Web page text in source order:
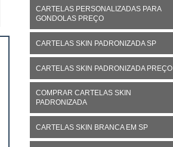
CARTELAS PERSONALIZADAS PARA
GONDOLAS PREÇO
CARTELAS SKIN PADRONIZADA SP
CARTELAS SKIN PADRONIZADA PREÇO
COMPRAR CARTELAS SKIN
PADRONIZADA
CARTELAS SKIN BRANCA EM SP